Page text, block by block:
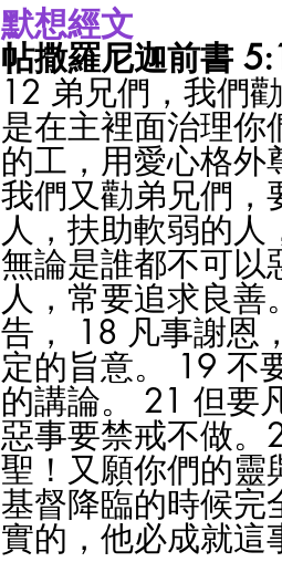
默想經文
帖撒羅尼迦前書
12 弟兄們，我們
是在主裡面治理你
的工，用愛心格外
我們又勸弟兄們，
人，扶助軟弱的人
無論是誰都不可以
人，常要追求良善
告， 18 凡事謝恩
定的旨意。 19 不
的講論。 21 但要
惡事要禁戒不做。
聖！又願你們的靈
基督降臨的時候完
實的，他必成就這